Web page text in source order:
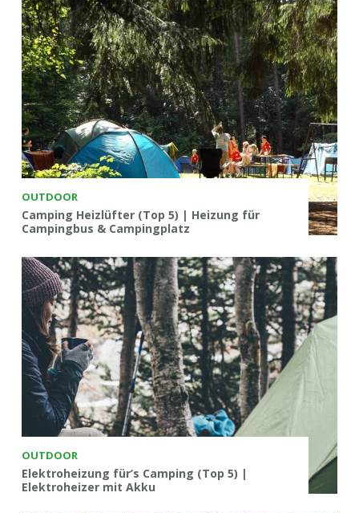
OUTDOOR
Camping Heizlüfter (Top 5) | Heizung für
Campingbus & Campingplatz
OUTDOOR
Elektroheizung für’s Camping (Top 5) |
Elektroheizer mit Akku